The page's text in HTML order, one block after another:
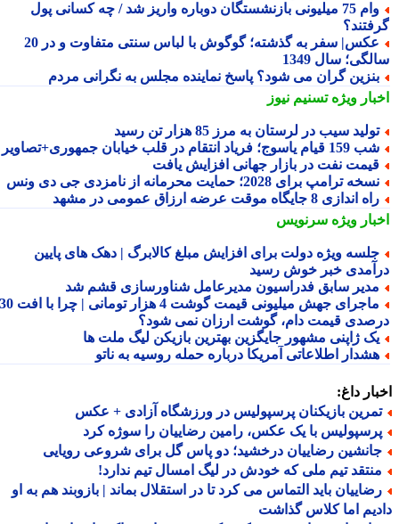
وام 75 میلیونی بازنشستگان دوباره واریز شد / چه کسانی پول
عکس| سفر به گذشته؛ گوگوش با لباس سنتی متفاوت و در 20
سال 1349
گران می شود؟ پاسخ نماینده مجلس به نگرانی مردم
ویژهتسنیم نیوز
سیب در لرستان به مرز 85 هزار تن رسید
یاسوج؛ فریاد انتقام در قلب خیابان جمهوری+تصاویر
نفت در بازار جهانی افزایش یافت
ترامپ برای 2028؛ حمایت محرمانه از نامزدی جی دی ونس
اندازی 8 جایگاه موقت عرضه ارزاق عمومی در مشهد
ویژهسرنویس
ویژه دولت برای افزایش مبلغ کالابرگ | دهک های پایین
خبر خوش رسید
سابق فدراسیون مدیرعامل شناورسازی قشم شد
ماجرای جهش میلیونی قیمت گوشت 4 هزار تومانی | چرا با افت 30
قیمت دام، گوشت ارزان نمی شود؟
ژاپنی مشهور جایگزین بهترین بازیکن لیگ ملت ها
اطلاعاتی آمریکا درباره حمله روسیه به ناتو
داغ:
بازیکنان پرسپولیس در ورزشگاه آزادی + عکس
با یک عکس، رامین رضاییان را سوژه کرد
رضاییان درخشید؛ دو پاس گل برای شروعی رویایی
تیم ملی که خودش در لیگ امسال تیم ندارد!
باید التماس می کرد تا در استقلال بماند | بازوبند هم به او
اما کلاس گذاشت